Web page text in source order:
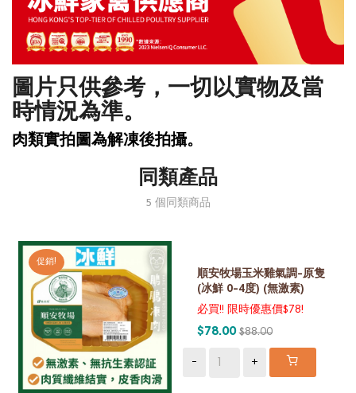
圖片只供參考，一切以實物及當
時情況為準。
肉類實拍圖為解凍後拍攝。
同類產品
5 個同類商品
促銷!
順安牧場玉米雞氣調-原隻
(冰鮮 0-4度) (無激素)
必買!! 限時優惠價$78!
$78.00 $88.00
- +